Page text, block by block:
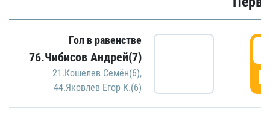
Гол в равенстве
76.Чибисов Андрей(7)
21.Кошелев Семён(6),
44.Яковлев Егор К.(6)